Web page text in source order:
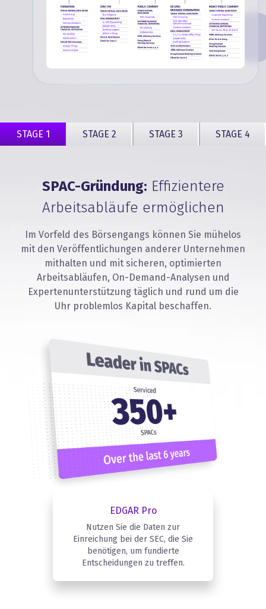
STAGE 1 STAGE 2 STAGE 3 STAGE 4
SPAC-Gründung: Effizientere
Arbeitsabläufe ermöglichen
Im Vorfeld des Börsengangs können Sie mühelos
mit den Veröffentlichungen anderer Unternehmen
mithalten und mit sicheren, optimierten
Arbeitsabläufen, On-Demand-Analysen und
Expertenunterstützung täglich und rund um die
Uhr problemlos Kapital beschaffen.
EDGAR Pro
Nutzen Sie die Daten zur
Einreichung bei der SEC, die Sie
benötigen, um fundierte
Entscheidungen zu treffen.